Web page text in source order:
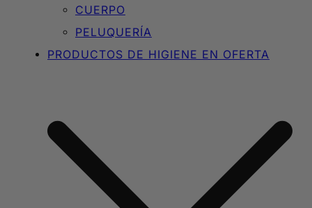
CUERPO
PELUQUERÍA
PRODUCTOS DE HIGIENE EN OFERTA